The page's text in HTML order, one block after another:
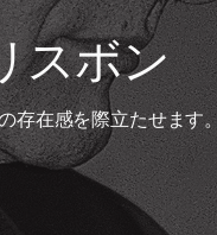
スボン
存在感を際立たせます。